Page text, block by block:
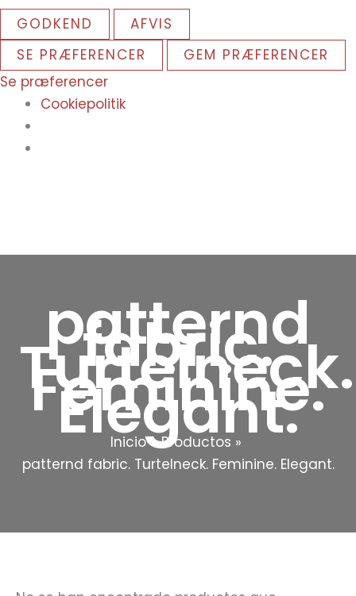
GODKEND
AFVIS
SE PRÆFERENCER
GEM PRÆFERENCER
Se præferencer
Cookiepolitik
patternd
fabric.
Turtelneck.
Feminine.
Elegant.
Inicio
Productos
patternd fabric. Turtelneck. Feminine. Elegant.